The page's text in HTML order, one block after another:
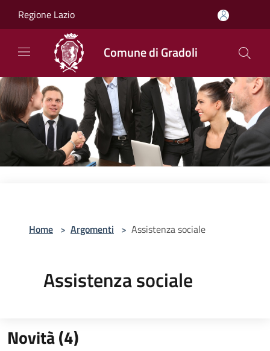
Regione Lazio
Comune di Gradoli
Home > Argomenti > Assistenza sociale
Assistenza sociale
Novità (4)